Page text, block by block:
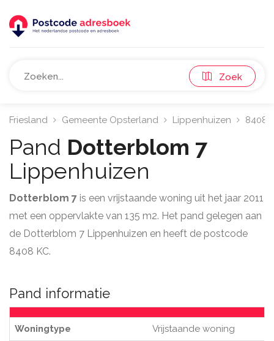
Zoek
Friesland Gemeente Opsterland Lippenhuizen 8408
Pand Dotterblom 7
Lippenhuizen
Dotterblom 7 is een vrijstaande woning uit het jaar 2011
met een oppervlakte van 135 m2. Het pand gelegen aan
de Dotterblom 7 Lippenhuizen en heeft de postcode
8408 KC.
Pand informatie
Woningtype Vrijstaande woning